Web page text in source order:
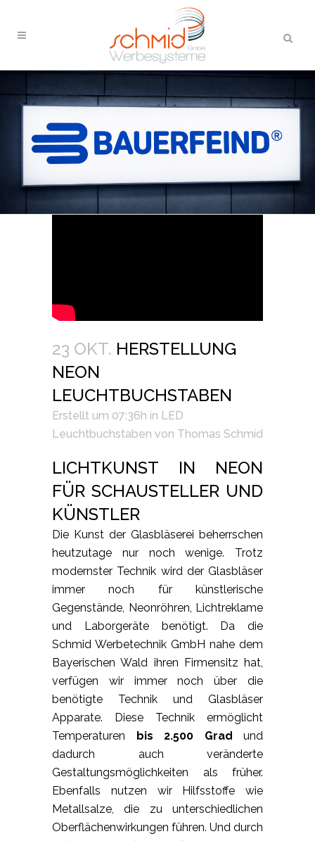
23 OKT. HERSTELLUNG
NEON
LEUCHTBUCHSTABEN
Erstellt um 07:36h in LED
Leuchtbuchstaben von Thomas Schmid
LICHTKUNST IN NEON
FÜR SCHAUSTELLER UND
KÜNSTLER
Die Kunst der Glasbläserei beherrschen
heutzutage nur noch wenige. Trotz
modernster Technik wird der Glasbläser
immer noch für künstlerische
Gegenstände, Neonröhren, Lichtreklame
und Laborgeräte benötigt. Da die
Schmid Werbetechnik GmbH nahe dem
Bayerischen Wald ihren Firmensitz hat,
verfügen wir immer noch über die
benötigte Technik und Glasbläser
Apparate. Diese Technik ermöglicht
Temperaturen
bis 2.500 Grad und
dadurch auch veränderte
Gestaltungsmöglichkeiten als früher.
Ebenfalls nutzen wir Hilfsstoffe wie
Metallsalze, die zu unterschiedlichen
Oberflächenwirkungen führen. Und durch